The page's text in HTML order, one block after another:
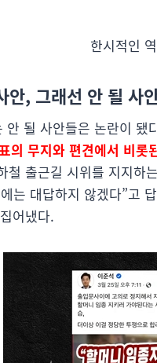
한시적인
안, 그래선 안 될 사
안 될 사안들은 논란이
의 무지와 편견에서 비롯
철 출근길 시위를 지지하
는 대답하지 않겠다”고
어냈다.